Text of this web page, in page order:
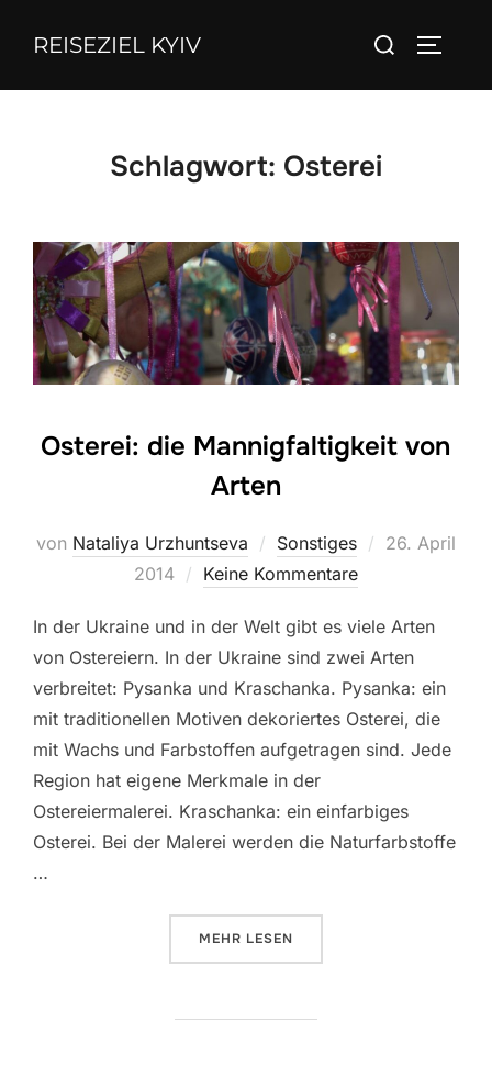
InhaltREISEZIEL KYIV
Suchen
Schlagwort: Osterei
Osterei: die Mannigfaltigkeit von
Arten
von Nataliya Urzhuntseva Sonstiges
26. April
2014
Keine Kommentare
In der Ukraine und in der Welt gibt es viele Arten
von Ostereiern. In der Ukraine sind zwei Arten
verbreitet: Pysanka und Kraschanka. Pysanka: ein
mit traditionellen Motiven dekoriertes Osterei, die
mit Wachs und Farbstoffen aufgetragen sind. Jede
Region hat eigene Merkmale in der
Ostereiermalerei. Kraschanka: ein einfarbiges
Osterei. Bei der Malerei werden die Naturfarbstoffe
…
MEHR ÜBER „OSTEREI: DIE
LESEN